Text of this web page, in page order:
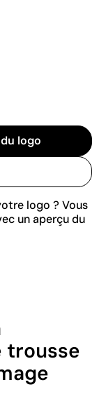
logo
logo ? Vous
un aperçu du
trousse